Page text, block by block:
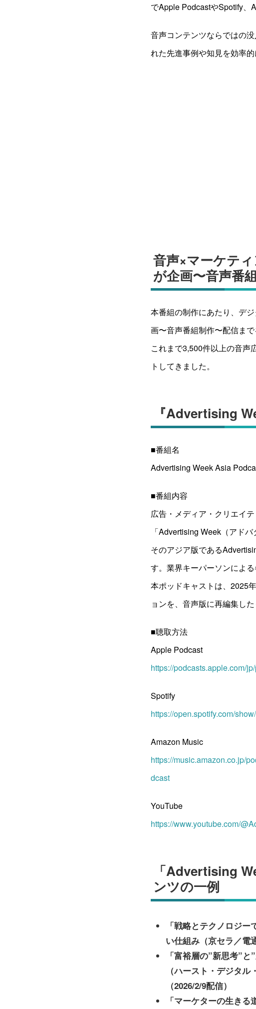
でApple PodcastやSpotify、
音声コンテンツならではの
れた先進事例や知見を効率
音声×マーケテ
が企画〜音声番
本番組の制作にあたり、デ
画〜音声番組制作〜配信ま
これまで3,500件以上の音声
トしてきました。
『Advertising
■番組名
Advertising Week Asia
■番組内容
広告・メディア・クリエイ
「Advertising Week（アド
そのアジア版である
す。業界キーパーソンによ
本ポッドキャストは、2025
ョンを、音声版に再編集した
■聴取方法
Apple Podcast
https://podcasts.apple.com/
Spotify
https://open.spotify.com/
Amazon Music
https://music.amazon.co.jp/
dcast
YouTube
https://www.youtube.com/
「Advertising
ンツの一例
「戦略とテクノロジ
い仕組み（京セラ／電
「富裕層の”新思考”
（ハースト・デジタ
（2026/2/9配信）
「マーケターの生き